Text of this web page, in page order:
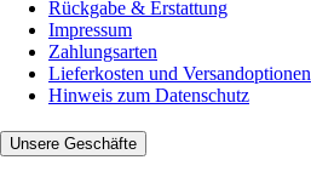
Rückgabe & Erstattung
Impressum
Zahlungsarten
Lieferkosten und Versandoptionen
Hinweis zum Datenschutz
Unsere Geschäfte